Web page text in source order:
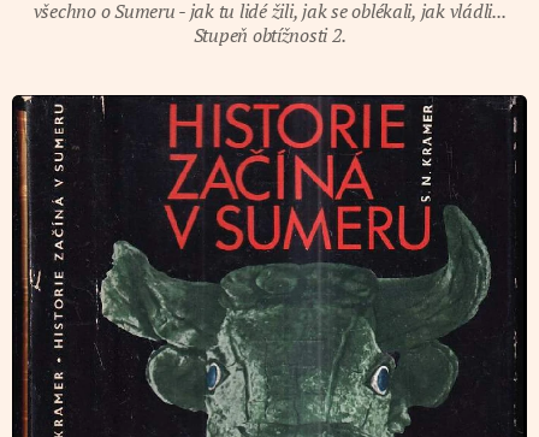
všechno o Sumeru - jak tu lidé žili, jak se oblékali, jak vládli...
Stupeň obtížnosti 2.